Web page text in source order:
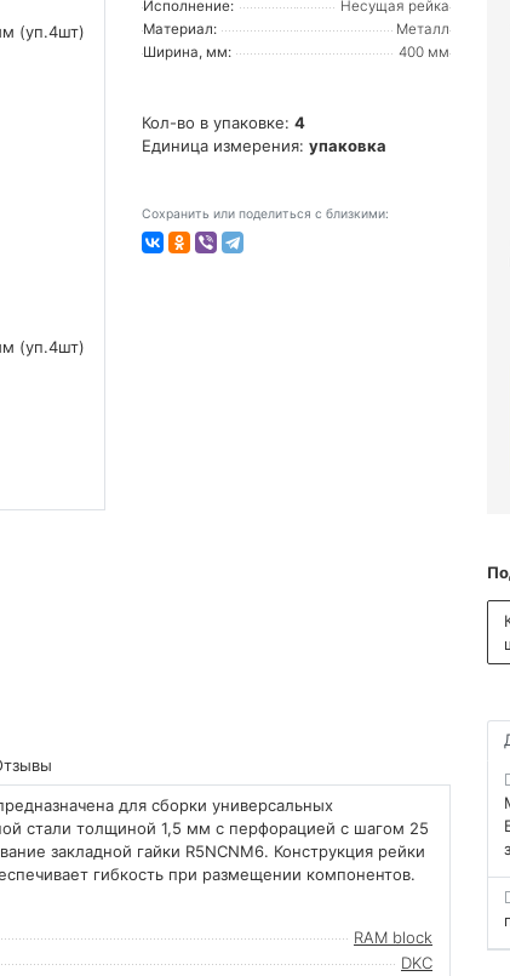
Исполнение:
Несущая рейка
Материал:
Металл
Ширина, мм:
400 мм
Кол-во в упаковке: 4
Единица измерения: упаковка
Сохранить или поделиться с близкими:
для сборки универсальных
стали толщиной 1,5 мм с перфорацией с шагом 25
закладной гайки R5NCNM6. Конструкция рейки
гибкость при размещении компонентов.
RAM block
DKC